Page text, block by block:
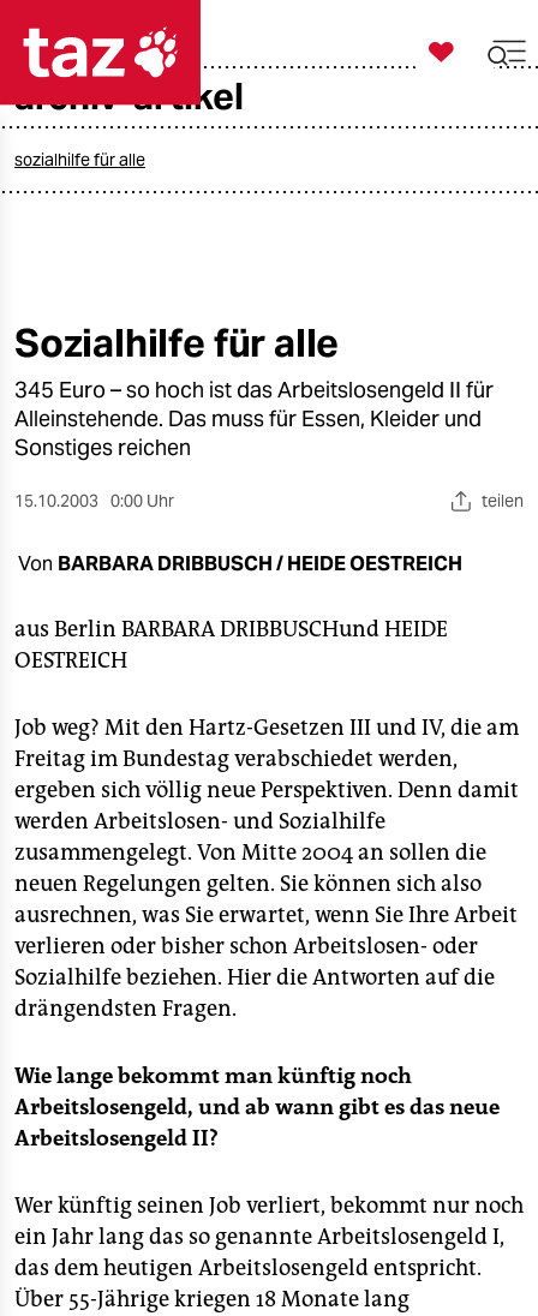
öko
gesellschaft
kultur
sport
wahrheit
verlag
veranstaltungen
shop
fragen & hilfe
unterstützen
abo
epaper login

taz zahl ich
archiv-artikel
sozialhilfe für alle
Sozialhilfe für alle
345 Euro – so hoch ist das Arbeitslosengeld II für
Alleinstehende. Das muss für Essen, Kleider und
Sonstiges reichen
15.10.2003 0:00 Uhr teilen
Von BARBARA DRIBBUSCH / HEIDE OESTREICH
aus Berlin BARBARA DRIBBUSCHundHEIDE
OESTREICH
Job weg? Mit den Hartz-Gesetzen III und IV, die am
Freitag im Bundestag verabschiedet werden,
ergeben sich völlig neue Perspektiven. Denn damit
werden Arbeitslosen- und Sozialhilfe
zusammengelegt. Von Mitte 2004 an sollen die
neuen Regelungen gelten. Sie können sich also
ausrechnen, was Sie erwartet, wenn Sie Ihre Arbeit
verlieren oder bisher schon Arbeitslosen- oder
Sozialhilfe beziehen. Hier die Antworten auf die
drängendsten Fragen.
Wie lange bekommt man künftig noch
Arbeitslosengeld, und ab wann gibt es das neue
Arbeitslosengeld II?
Wer künftig seinen Job verliert, bekommt nur noch
ein Jahr lang das so genannte Arbeitslosengeld I,
das dem heutigen Arbeitslosengeld entspricht.
Über 55-Jährige kriegen 18 Monate lang